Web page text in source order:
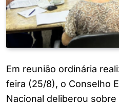
Em reunião ordinária
feira (25/8), o Conselho
Nacional deliberou